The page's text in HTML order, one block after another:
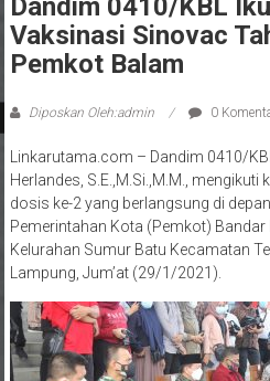
Dandim 0410/KBL
Vaksinasi Sinovac
Pemkot Balam
Diposkan Oleh:admin 0
Linkarutama.com – Dandim 0410/
Herlandes, S.E.,M.Si.,M.M.,
dosis ke-2 yang berlangsung di
Pemerintahan Kota (Pemkot) Bandar
Kelurahan Sumur Batu Kecamatan
Lampung, Jum’at (29/1/2021).